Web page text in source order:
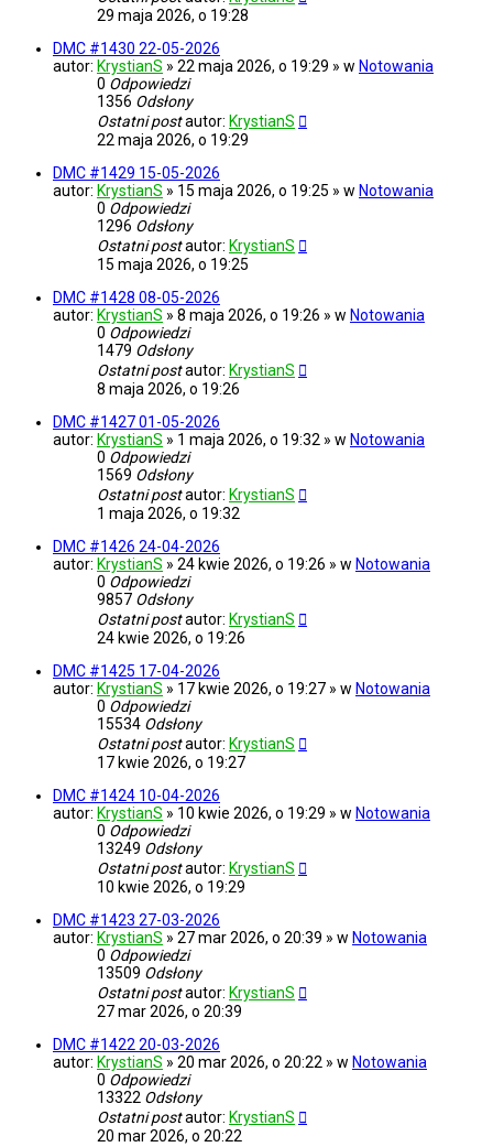
29 maja 2026, o 19:28
DMC #1430 22-05-2026
autor: KrystianS » 22 maja 2026, o 19:29 » w Notowania
0 Odpowiedzi
1356 Odsłony
Ostatni postautor: KrystianS
22 maja 2026, o 19:29
DMC #1429 15-05-2026
autor: KrystianS » 15 maja 2026, o 19:25 » w Notowania
0 Odpowiedzi
1296 Odsłony
Ostatni postautor: KrystianS
15 maja 2026, o 19:25
DMC #1428 08-05-2026
autor: KrystianS » 8 maja 2026, o 19:26 » w Notowania
0 Odpowiedzi
1479 Odsłony
Ostatni postautor: KrystianS
8 maja 2026, o 19:26
DMC #1427 01-05-2026
autor: KrystianS » 1 maja 2026, o 19:32 » w Notowania
0 Odpowiedzi
1569 Odsłony
Ostatni postautor: KrystianS
1 maja 2026, o 19:32
DMC #1426 24-04-2026
autor: KrystianS » 24 kwie 2026, o 19:26 » w Notowania
0 Odpowiedzi
9857 Odsłony
Ostatni postautor: KrystianS
24 kwie 2026, o 19:26
DMC #1425 17-04-2026
autor: KrystianS » 17 kwie 2026, o 19:27 » w Notowania
0 Odpowiedzi
15534 Odsłony
Ostatni postautor: KrystianS
17 kwie 2026, o 19:27
DMC #1424 10-04-2026
autor: KrystianS » 10 kwie 2026, o 19:29 » w Notowania
0 Odpowiedzi
13249 Odsłony
Ostatni postautor: KrystianS
10 kwie 2026, o 19:29
DMC #1423 27-03-2026
autor: KrystianS » 27 mar 2026, o 20:39 » w Notowania
0 Odpowiedzi
13509 Odsłony
Ostatni postautor: KrystianS
27 mar 2026, o 20:39
DMC #1422 20-03-2026
autor: KrystianS » 20 mar 2026, o 20:22 » w Notowania
0 Odpowiedzi
13322 Odsłony
Ostatni postautor: KrystianS
20 mar 2026, o 20:22